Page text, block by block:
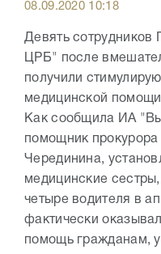
08.09.2020 10:18
Девять сотрудников
ЦРБ" после
получили
медицинской
Как сообщила ИА
помощник
Черединина,
медицинские
четыре водителя в
фактически
помощь гражданам,